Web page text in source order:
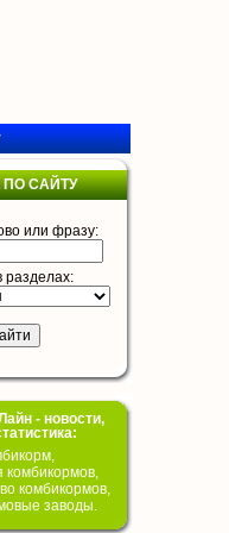
САЙТУ
или фразу:
разделах:
- новости,
комбикормов,
комбикормов,
заводы.